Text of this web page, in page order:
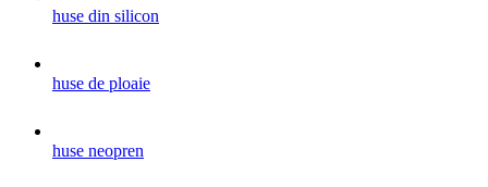
huse din silicon
huse de ploaie
huse neopren